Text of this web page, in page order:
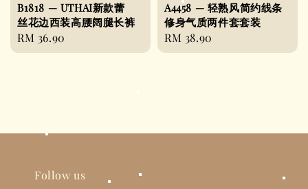
B1818 — UTHAI新款蕾
丝花边西装高腰阔腿长裤
Regular
price
RM 36.90
A4458 — 轻熟风简约线条
修身气质两件套套装
Regular
price
RM 38.90
Follow us